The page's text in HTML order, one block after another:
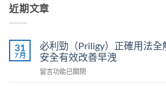
近期文章
31
7 月
必利勁（Priligy）正確用法
安全有效改善早洩
在
留言功能已關閉